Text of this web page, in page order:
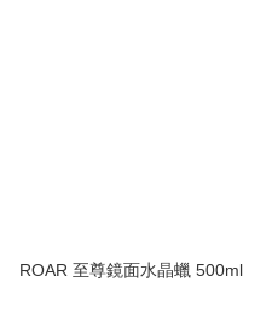
ROAR 至尊鏡面水晶蠟 500ml